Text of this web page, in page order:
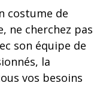
costume de
ne cherchez pas
son équipe de
la
vos besoins